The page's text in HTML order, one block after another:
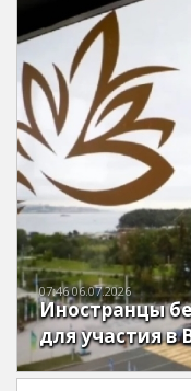
07:46 06.07.2026
Иностранцы
для участия в